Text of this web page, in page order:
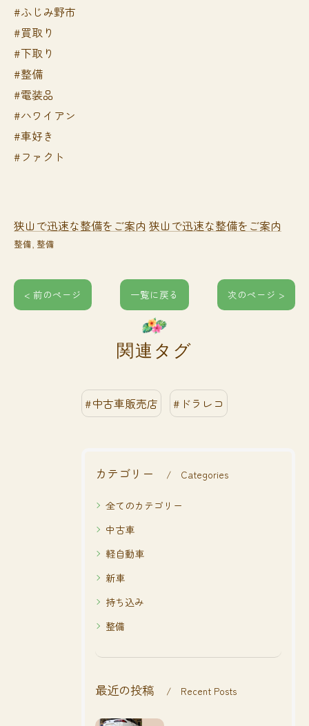
#ふじみ野市
#買取り
#下取り
#整備
#電装品
#ハワイアン
#車好き
#ファクト
狭山で迅速な整備をご案内 狭山で迅速な整備をご案内
整備 整備
< 前のページ 一覧に戻る 次のページ >
関連タグ
#中古車販売店 #ドラレコ
カテゴリー Categories
全てのカテゴリー
中古車
軽自動車
新車
持ち込み
整備
最近の投稿 Recent Posts